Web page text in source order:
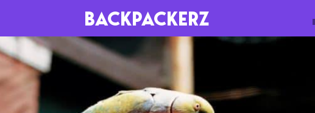
BACKPACKERZ
AGENDA RADIO